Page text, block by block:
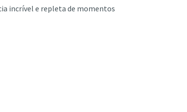
incrível e repleta de momentos